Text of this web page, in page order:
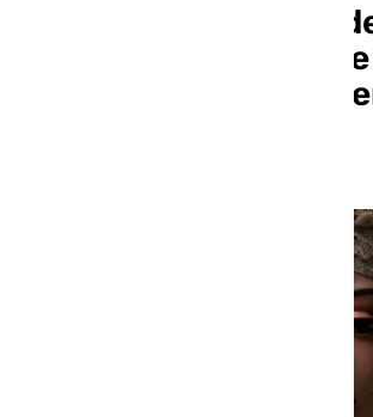
Conoce el programa
del XXV aniversario
coronación de la